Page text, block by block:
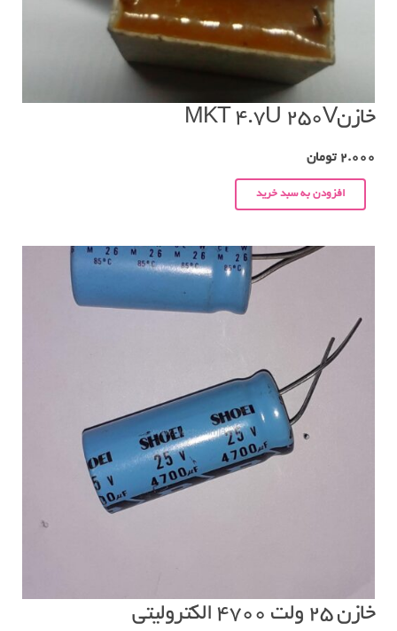
خازنMKT 4.7U 250V
2.000 تومان
افزودن به سبد خرید
خازن ۲۵ ولت ۴۷۰۰ الکترولیتی